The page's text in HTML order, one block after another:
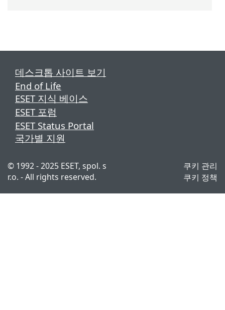
데스크톱 사이트 보기
End of Life
ESET 지식 베이스
ESET 포럼
ESET Status Portal
국가별 지원
© 1992 - 2025 ESET, spol. s
r.o. - All rights reserved.
쿠키 관리
쿠키 정책